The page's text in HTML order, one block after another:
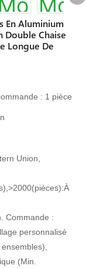
En Aluminium
Double Chaise
Longue De
: 1 pièce
Union,
Commande :
personnalisé
(Min.